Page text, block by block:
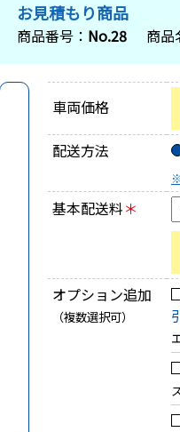
お見積もり商品
商品番号： No.28 商品
車両価格
配送方法
基本配送料＊
オプション追加
（複数選択可）